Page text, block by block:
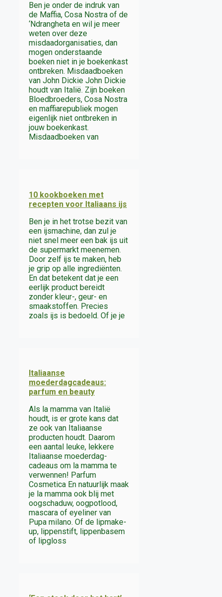
Ben je onder de indruk van
de Maffia, Cosa Nostra of de
‘Ndrangheta en wil je meer
weten over deze
misdaadorganisaties, dan
mogen onderstaande
boeken niet in je boekenkast
ontbreken. Misdaadboeken
van John Dickie John Dickie
houdt van Italië. Zijn boeken
Bloedbroeders, Cosa Nostra
en maffiarepubliek mogen
eigenlijk niet ontbreken in
jouw boekenkast.
Misdaadboeken van
10 kookboeken met
recepten voor Italiaans ijs
Ben je in het trotse bezit van
een ijsmachine, dan zul je
niet snel meer een bak ijs uit
de supermarkt meenemen.
Door zelf ijs te maken, heb
je grip op alle ingrediënten.
En dat betekent dat je een
eerlijk product bereidt
zonder kleur-, geur- en
smaakstoffen. Precies
zoals ijs is bedoeld. Of je je
Italiaanse
moederdagcadeaus:
parfum en beauty
Als la mamma van Italië
houdt, is er grote kans dat
ze ook van Italiaanse
producten houdt. Daarom
een aantal leuke, lekkere
Italiaanse moederdag-
cadeaus om la mamma te
verwennen! Parfum
Cosmetica En natuurlijk maak
je la mamma ook blij met
oogschaduw, oogpotlood,
mascara of eyeliner van
Pupa milano. Of de lipmake-
up, lippenstift, lippenbasem
of lipgloss